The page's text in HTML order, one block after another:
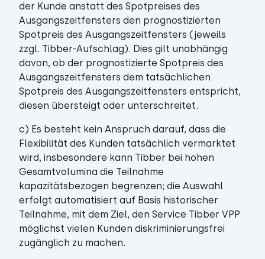
der Kunde anstatt des Spotpreises des
Ausgangszeitfensters den prognostizierten
Spotpreis des Ausgangszeitfensters (jeweils
zzgl. Tibber-Aufschlag). Dies gilt unabhängig
davon, ob der prognostizierte Spotpreis des
Ausgangszeitfensters dem tatsächlichen
Spotpreis des Ausgangszeitfensters entspricht,
diesen übersteigt oder unterschreitet.
c) Es besteht kein Anspruch darauf, dass die
Flexibilität des Kunden tatsächlich vermarktet
wird, insbesondere kann Tibber bei hohen
Gesamtvolumina die Teilnahme
kapazitätsbezogen begrenzen; die Auswahl
erfolgt automatisiert auf Basis historischer
Teilnahme, mit dem Ziel, den Service Tibber VPP
möglichst vielen Kunden diskriminierungsfrei
zugänglich zu machen.